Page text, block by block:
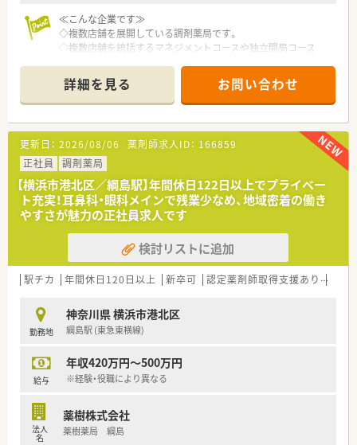
≪こんな企業です≫
◇複数店舗を展開している調剤薬局です。
◇複数店舗を統括するマネジメントコースや独立開局コース
ースなど
薬剤師として働く道が広がっています！
◇大手の調剤薬局とは違い中規模チェーンの店舗になり、
風通しが良く、働きやすい環境が整っています。
◇定着率が高いのも魅力の1つですね。
詳細を見る お問い合わせ
更新日： 2026/08/06 薬剤師求人ID： 166859
正社員
調剤薬局
【横浜市港北区／綱島駅】年間休日122日以上でプライベー
ト充実！耳鼻科・眼科メインで残業少なめ、地域密着の働き
やすさが魅力の正社員求人です
検討リストに追加
駅チカ 年間休日120日以上 新卒可 認定薬剤師取得支援あり
勤務地
神奈川県 横浜市港北区
綱島駅 (東急東横線)
給与
年収420万円～500万円
※経験・役職により異なる
法人
名
薬樹株式会社
薬樹薬局 綱島